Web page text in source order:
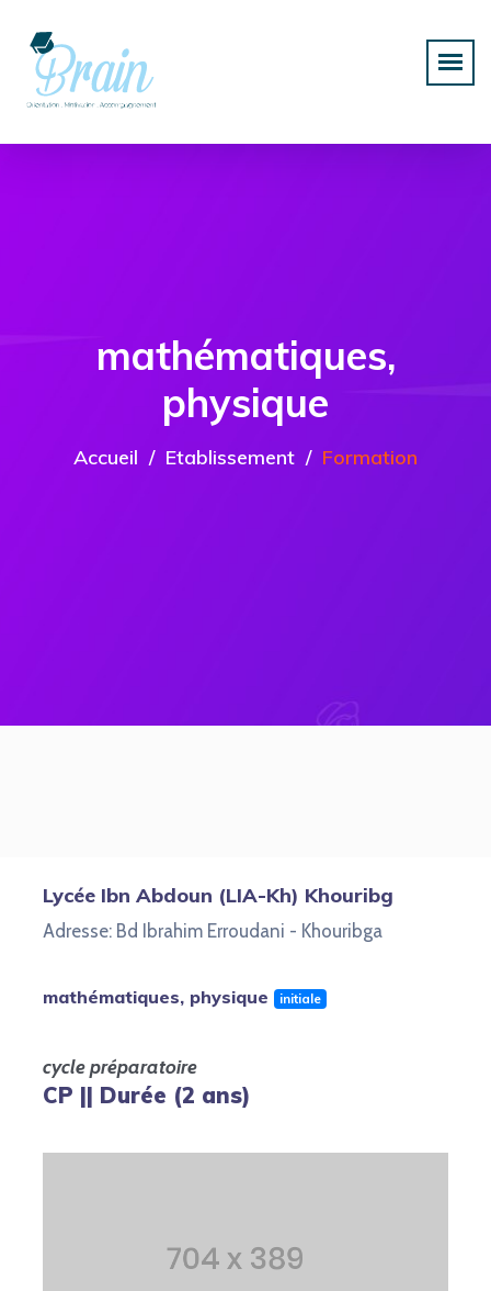
mathématiques,
physique
Accueil Etablissement Formation
Lycée Ibn Abdoun (LIA-Kh) Khouribg
Adresse: Bd Ibrahim Erroudani - Khouribga
mathématiques, physique initiale
cycle préparatoire
CP || Durée (2 ans)